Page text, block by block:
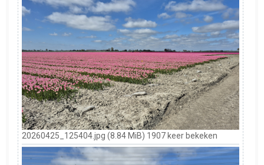
20260425_125404.jpg (8.84 MiB) 1907 keer bekeken